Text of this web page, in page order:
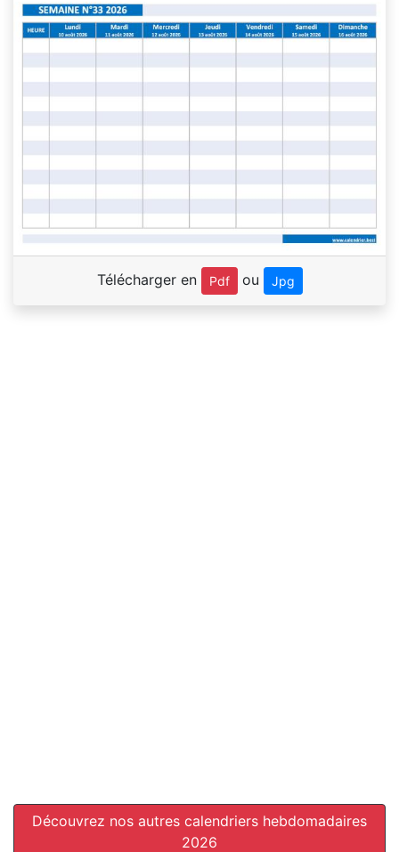
Télécharger en Pdf ou Jpg
Découvrez nos autres calendriers hebdomadaires
2026